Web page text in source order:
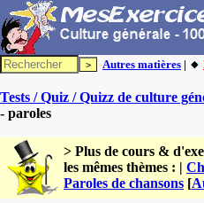
Autres matières | 🔸
Tests / Quiz / Quizz de culture
- paroles
> Plus de cours &
les mêmes thèmes : |
Paroles de chansons [